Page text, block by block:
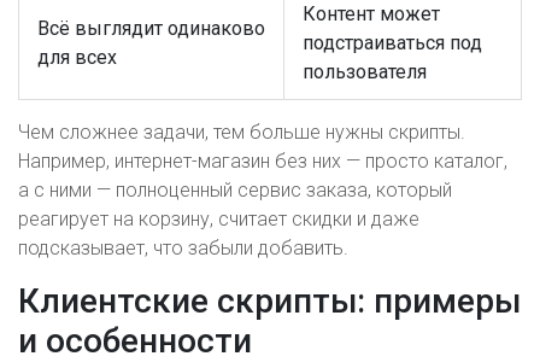
Всё выглядит одинаково
для всех
Контент может
подстраиваться под
пользователя
Чем сложнее задачи, тем больше нужны скрипты.
Например, интернет-магазин без них — просто каталог,
а с ними — полноценный сервис заказа, который
реагирует на корзину, считает скидки и даже
подсказывает, что забыли добавить.
Клиентские скрипты: примеры
и особенности